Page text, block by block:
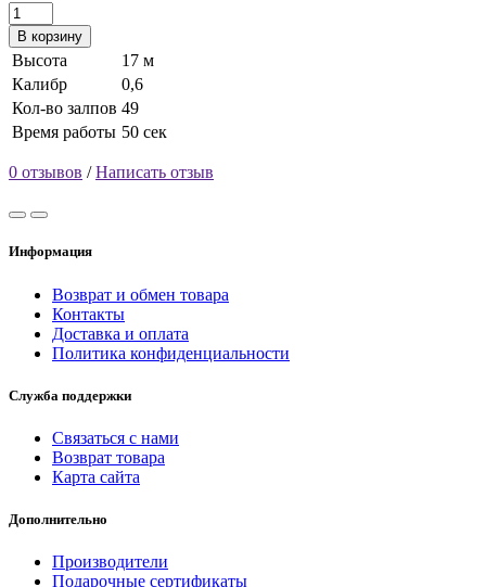
В корзину
Высота
17 м
Калибр
0,6
Кол-во залпов 49
Время работы 50 сек
0 отзывов /Написать отзыв
Информация
Возврат и обмен товара
Контакты
Доставка и оплата
Политика конфиденциальности
Служба поддержки
Связаться с нами
Возврат товара
Карта сайта
Дополнительно
Производители
Подарочные сертификаты